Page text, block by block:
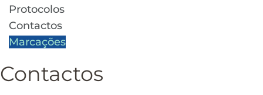
Protocolos
Contactos
Marcações
Contactos